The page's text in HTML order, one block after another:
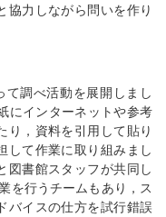
協力しながら問いを作り
調べ活動を展開しまし
にインターネットや参考
り，資料を引用して貼り
して作業に取り組みまし
図書館スタッフが共同し
を行うチームもあり，ス
バイスの仕方を試行錯誤